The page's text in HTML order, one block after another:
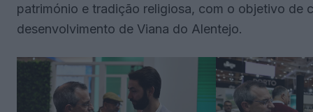
património e tradição religiosa, com o objetivo de
desenvolvimento de Viana do Alentejo.